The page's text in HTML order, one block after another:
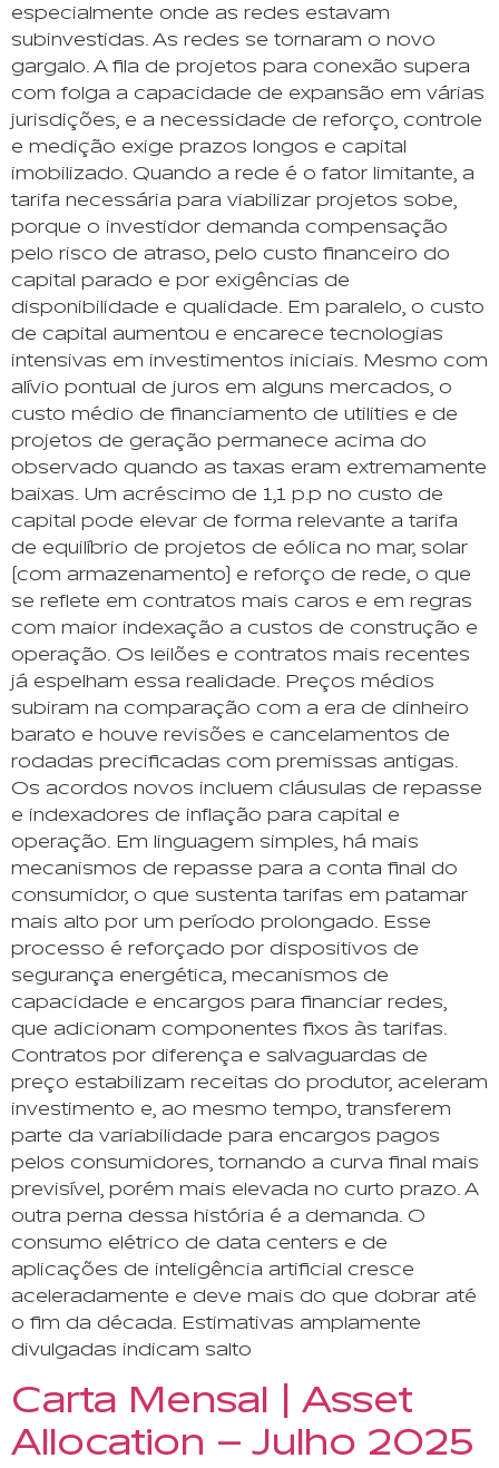
especialmente onde as redes estavam
subinvestidas. As redes se tornaram o novo
gargalo. A fila de projetos para conexão supera
com folga a capacidade de expansão em várias
jurisdições, e a necessidade de reforço, controle
e medição exige prazos longos e capital
imobilizado. Quando a rede é o fator limitante, a
tarifa necessária para viabilizar projetos sobe,
porque o investidor demanda compensação
pelo risco de atraso, pelo custo financeiro do
capital parado e por exigências de
disponibilidade e qualidade. Em paralelo, o custo
de capital aumentou e encarece tecnologias
intensivas em investimentos iniciais. Mesmo com
alívio pontual de juros em alguns mercados, o
custo médio de financiamento de utilities e de
projetos de geração permanece acima do
observado quando as taxas eram extremamente
baixas. Um acréscimo de 1,1 p.p no custo de
capital pode elevar de forma relevante a tarifa
de equilíbrio de projetos de eólica no mar, solar
(com armazenamento) e reforço de rede, o que
se reflete em contratos mais caros e em regras
com maior indexação a custos de construção e
operação. Os leilões e contratos mais recentes
já espelham essa realidade. Preços médios
subiram na comparação com a era de dinheiro
barato e houve revisões e cancelamentos de
rodadas precificadas com premissas antigas.
Os acordos novos incluem cláusulas de repasse
e indexadores de inflação para capital e
operação. Em linguagem simples, há mais
mecanismos de repasse para a conta final do
consumidor, o que sustenta tarifas em patamar
mais alto por um período prolongado. Esse
processo é reforçado por dispositivos de
segurança energética, mecanismos de
capacidade e encargos para financiar redes,
que adicionam componentes fixos às tarifas.
Contratos por diferença e salvaguardas de
preço estabilizam receitas do produtor, aceleram
investimento e, ao mesmo tempo, transferem
parte da variabilidade para encargos pagos
pelos consumidores, tornando a curva final mais
previsível, porém mais elevada no curto prazo. A
outra perna dessa história é a demanda. O
consumo elétrico de data centers e de
aplicações de inteligência artificial cresce
aceleradamente e deve mais do que dobrar até
o fim da década. Estimativas amplamente
divulgadas indicam salto
Carta Mensal | Asset
Allocation – Julho 2025